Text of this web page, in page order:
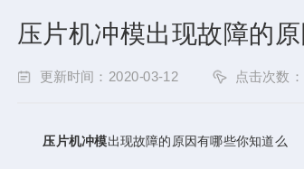
压片机冲模出现故障的
更新时间：2020-03-12 点击次数
压片机冲模出现故障的原因有哪些你知道么